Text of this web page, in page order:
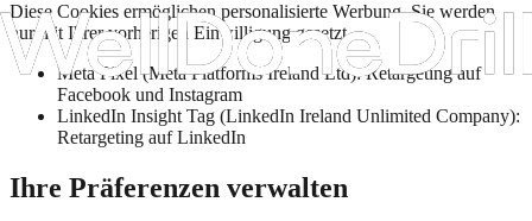
Diese Cookies ermöglichen personalisierte Werbung. Sie werden
nur mit Ihrer vorherigen Einwilligung gesetzt.
Meta Pixel (Meta Platforms Ireland Ltd): Retargeting auf
Facebook und Instagram
LinkedIn Insight Tag (LinkedIn Ireland Unlimited Company):
Retargeting auf LinkedIn
Ihre Präferenzen verwalten